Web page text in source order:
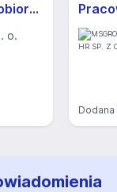
Franczyzobiorca/Franczyzobiorczyni sklepu Żabka
o.
Dodana